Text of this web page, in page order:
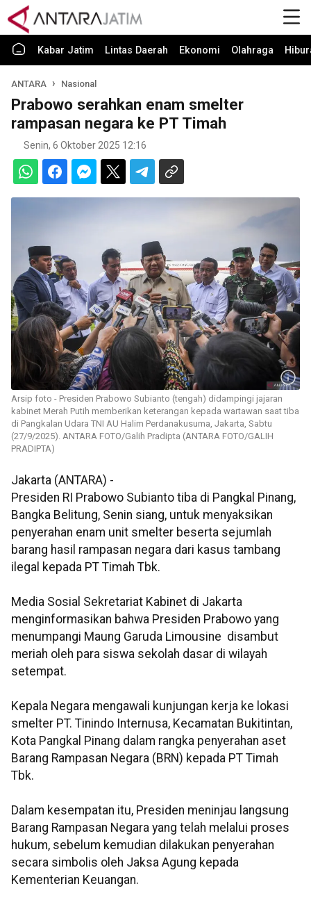
Kabar Jatim Lintas Daerah Ekonomi Olahraga
ANTARA Nasional
Prabowo serahkan enam smelter
rampasan negara ke PT Timah
Senin, 6 Oktober 2025 12:16
Arsip foto - Presiden Prabowo Subianto (tengah) didampingi jajaran
kabinet Merah Putih memberikan keterangan kepada wartawan saat tiba
di Pangkalan Udara TNI AU Halim Perdanakusuma, Jakarta, Sabtu
(27/9/2025). ANTARA FOTO/Galih Pradipta (ANTARA FOTO/GALIH
PRADIPTA)
Jakarta (ANTARA) -
Presiden RI Prabowo Subianto tiba di Pangkal Pinang,
Bangka Belitung, Senin siang, untuk menyaksikan
penyerahan enam unit smelter beserta sejumlah
barang hasil rampasan negara dari kasus tambang
ilegal kepada PT Timah Tbk.
Media Sosial Sekretariat Kabinet di Jakarta
menginformasikan bahwa Presiden Prabowo yang
menumpangi Maung Garuda Limousine disambut
meriah oleh para siswa sekolah dasar di wilayah
setempat.
Kepala Negara mengawali kunjungan kerja ke lokasi
smelter PT. Tinindo Internusa, Kecamatan Bukitintan,
Kota Pangkal Pinang dalam rangka penyerahan aset
Barang Rampasan Negara (BRN) kepada PT Timah
Tbk.
Dalam kesempatan itu, Presiden meninjau langsung
Barang Rampasan Negara yang telah melalui proses
hukum, sebelum kemudian dilakukan penyerahan
secara simbolis oleh Jaksa Agung kepada
Kementerian Keuangan.